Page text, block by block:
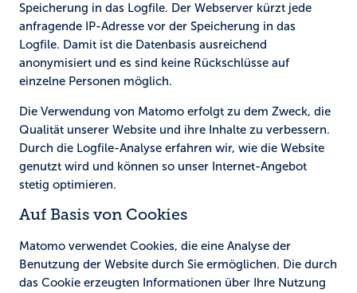
Speicherung in das Logfile. Der Webserver kürzt jede
anfragende IP-Adresse vor der Speicherung in das
Logfile. Damit ist die Datenbasis ausreichend
anonymisiert und es sind keine Rückschlüsse auf
einzelne Personen möglich.
Die Verwendung von Matomo erfolgt zu dem Zweck, die
Qualität unserer Website und ihre Inhalte zu verbessern.
Durch die Logfile-Analyse erfahren wir, wie die Website
genutzt wird und können so unser Internet-Angebot
stetig optimieren.
Auf Basis von Cookies
Matomo verwendet Cookies, die eine Analyse der
Benutzung der Website durch Sie ermöglichen. Die durch
das Cookie erzeugten Informationen über Ihre Nutzung